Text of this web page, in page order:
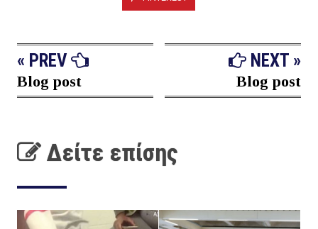
« PREV
Blog post
NEXT »
Blog post
Δείτε επίσης